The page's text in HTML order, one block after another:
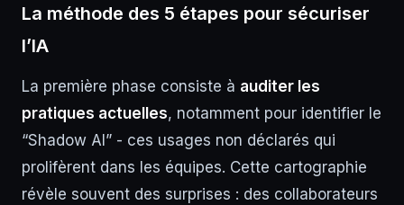
La méthode des 5 étapes pour sécuriser
l’IA
La première phase consiste à auditer les
pratiques actuelles, notamment pour identifier le
“Shadow AI” - ces usages non déclarés qui
prolifèrent dans les équipes. Cette cartographie
révèle souvent des surprises : des collaborateurs